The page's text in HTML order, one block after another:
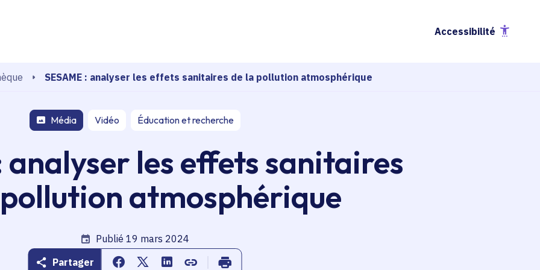
Accessibilité
SESAME : analyser les effets sanitaires de la pollution atmosphérique
Média Vidéo Éducation et recherche
analyser les effets sanitaires
atmosphérique
Date de publication
Publié 19 mars 2024
Partager
Partager sur Facebook
Partager sur Twitter
Partager sur Linkedin
Copier dans le presse-papier
Imprimer